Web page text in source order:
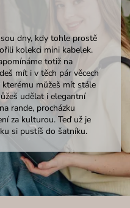
dny, kdy tohle prostě
kolekci mini kabelek.
totiž na
mít i v těch pár věcech
můžeš mít stále
udělat i elegantní
rande, procházku
za kulturou. Teď už je
si pustíš do šatníku.